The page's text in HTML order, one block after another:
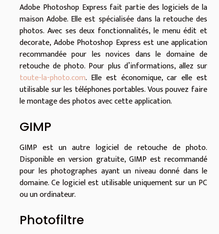
Adobe Photoshop Express fait partie des logiciels de la
maison Adobe. Elle est spécialisée dans la retouche des
photos. Avec ses deux fonctionnalités, le menu édit et
decorate, Adobe Photoshop Express est une application
recommandée pour les novices dans le domaine de
retouche de photo. Pour plus d’informations, allez sur
toute-la-photo.com. Elle est économique, car elle est
utilisable sur les téléphones portables. Vous pouvez faire
le montage des photos avec cette application.
GIMP
GIMP est un autre logiciel de retouche de photo.
Disponible en version gratuite, GIMP est recommandé
pour les photographes ayant un niveau donné dans le
domaine. Ce logiciel est utilisable uniquement sur un PC
ou un ordinateur.
Photofiltre